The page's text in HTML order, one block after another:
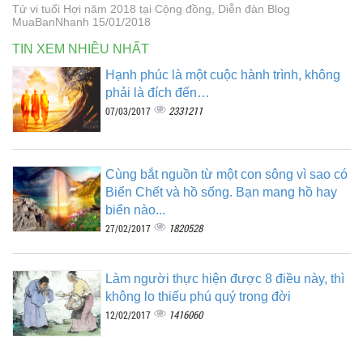
Tử vi tuổi Hợi năm 2018 tại Cộng đồng, Diễn đàn Blog
MuaBanNhanh 15/01/2018
TIN XEM NHIỀU NHẤT
Hạnh phúc là một cuộc hành trình, không
phải là đích đến…
07/03/2017 2331211
Cùng bắt nguồn từ một con sông vì sao có
Biển Chết và hồ sống. Bạn mang hồ hay
biển nào...
27/02/2017 1820528
Làm người thực hiện được 8 điều này, thì
không lo thiếu phú quý trong đời
12/02/2017 1416060